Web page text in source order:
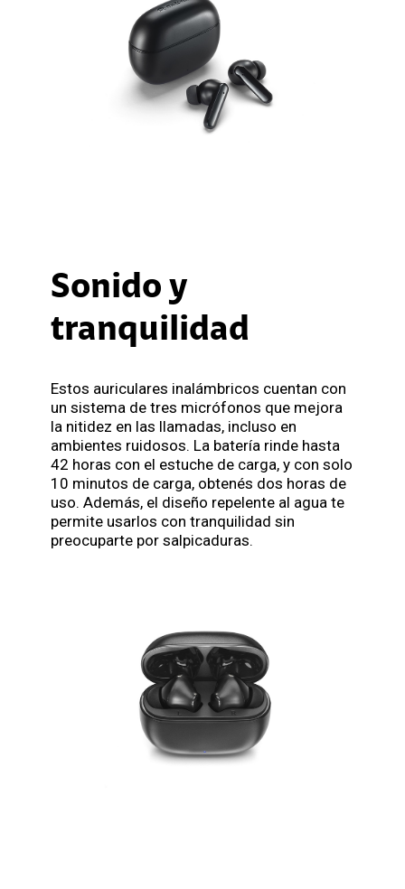
Sonido y
tranquilidad
Estos auriculares inalámbricos cuentan con
un sistema de tres micrófonos que mejora
la nitidez en las llamadas, incluso en
ambientes ruidosos. La batería rinde hasta
42 horas con el estuche de carga, y con solo
10 minutos de carga, obtenés dos horas de
uso. Además, el diseño repelente al agua te
permite usarlos con tranquilidad sin
preocuparte por salpicaduras.